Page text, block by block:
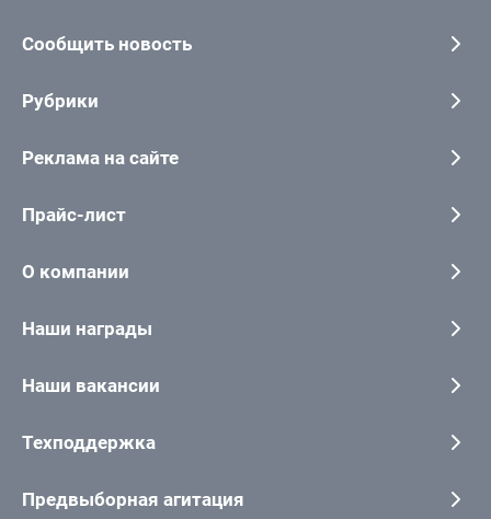
Сообщить новость
Рубрики
Реклама на сайте
Прайс-лист
О компании
Наши награды
Наши вакансии
Техподдержка
Предвыборная агитация